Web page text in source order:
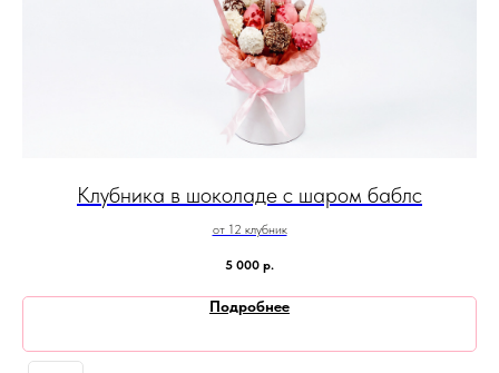
Клубника в шоколаде с шаром баблс
от 12 клубник
5 000 р.
Подробнее